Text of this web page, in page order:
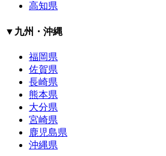
高知県
▼九州・沖縄
福岡県
佐賀県
長崎県
熊本県
大分県
宮崎県
鹿児島県
沖縄県